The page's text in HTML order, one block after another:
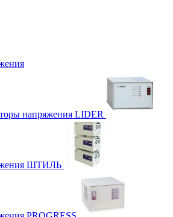
напряжения LIDER
ШТИЛЬ